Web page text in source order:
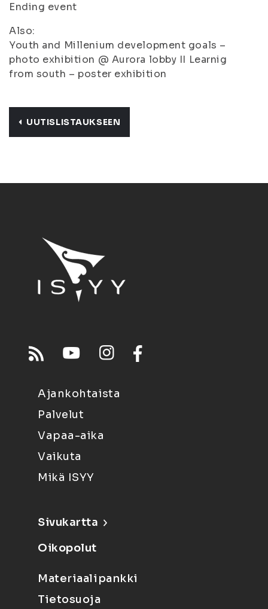
Ending event
Also:
Youth and Millenium development goals –
photo exhibition @ Aurora lobby II Learnig
from south – poster exhibition
UUTISLISTAUKSEEN
Ajankohtaista
Palvelut
Vapaa-aika
Vaikuta
Mikä ISYY
Sivukartta
Oikopolut
Materiaalipankki
Tietosuoja